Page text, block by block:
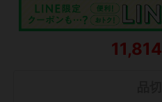
11,814